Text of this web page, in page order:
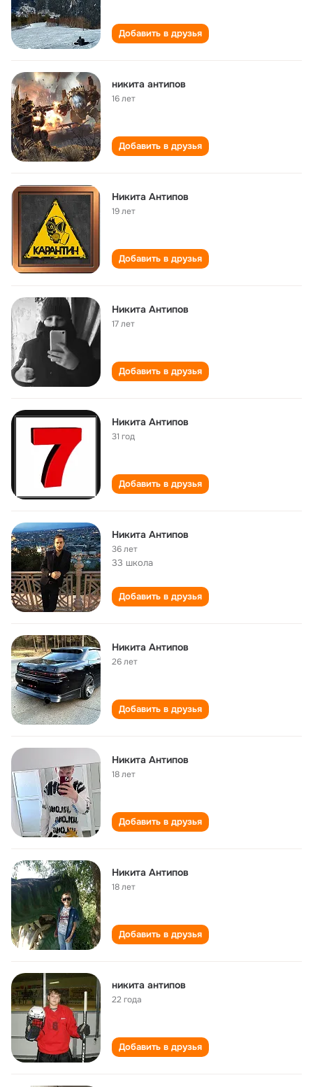
Добавить в друзья
никита антипов
16 лет
Добавить в друзья
Никита Антипов
19 лет
Добавить в друзья
Никита Антипов
17 лет
Добавить в друзья
Никита Антипов
31 год
Добавить в друзья
Никита Антипов
36 лет
33 школа
Добавить в друзья
Никита Антипов
26 лет
Добавить в друзья
Никита Антипов
18 лет
Добавить в друзья
Никита Антипов
18 лет
Добавить в друзья
никита антипов
22 года
Добавить в друзья